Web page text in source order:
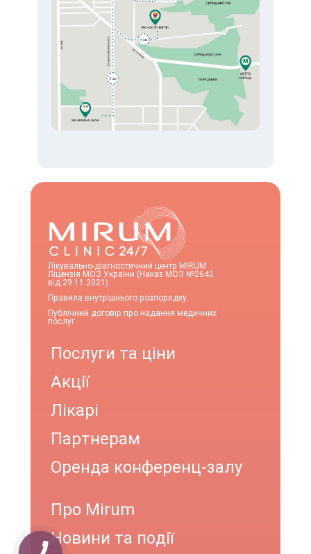
Лікувально-діагностичний центр MIRUM
Ліцензія МОЗ України (Наказ МОЗ №2642
від 29.11.2021)
Правила внутрішнього розпорядку
Публічний договір про надання медичних
послуг
Послуги та ціни
Акції
Лікарі
Партнерам
Оренда конференц-залу
Про Mirum
Новини та події